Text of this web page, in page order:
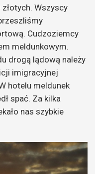
Wszyscy
Cudzoziemcy
meldunkowym.
drogą lądową należy
imigracyjnej
hotelu meldunek
spać. Za kilka
nas szybkie